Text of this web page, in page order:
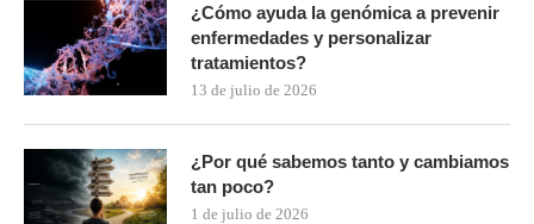
¿Cómo ayuda la genómica a prevenir
enfermedades y personalizar
tratamientos?
13 de julio de 2026
¿Por qué sabemos tanto y cambiamos
tan poco?
1 de julio de 2026